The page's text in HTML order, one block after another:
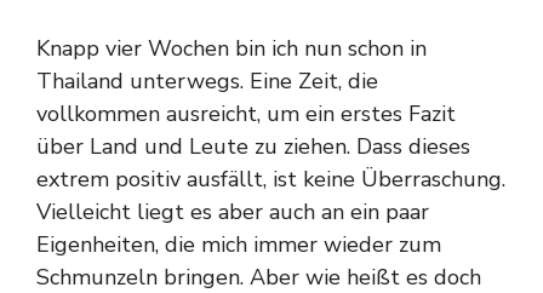
Knapp vier Wochen bin ich nun schon in
Thailand unterwegs. Eine Zeit, die
vollkommen ausreicht, um ein erstes Fazit
über Land und Leute zu ziehen. Dass dieses
extrem positiv ausfällt, ist keine Überraschung.
Vielleicht liegt es aber auch an ein paar
Eigenheiten, die mich immer wieder zum
Schmunzeln bringen. Aber wie heißt es doch